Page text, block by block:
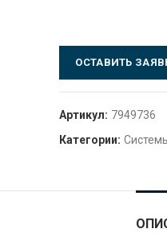
ОСТАВИТЬ
Артикул: 7949736
Категории: